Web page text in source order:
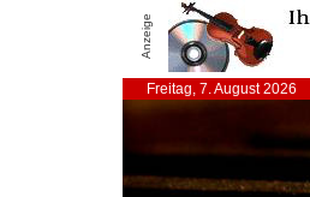
Anzeige
Freitag, 7. August 2026